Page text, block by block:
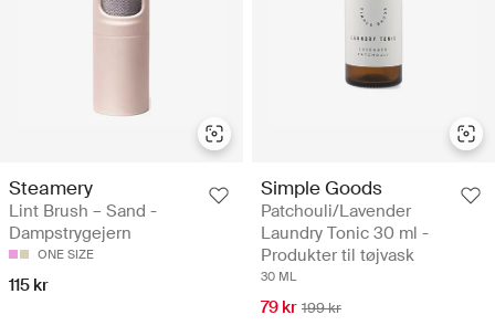
Steamery
Lint Brush – Sand -
Dampstrygejern
ONE SIZE
115 kr
Simple Goods
Patchouli/Lavender
Laundry Tonic 30 ml -
Produkter til tøjvask
30 ML
79 kr 199 kr